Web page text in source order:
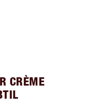
CRÈME